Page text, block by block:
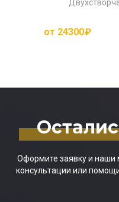
от 24300₽
Оформите заявку и
консультации или